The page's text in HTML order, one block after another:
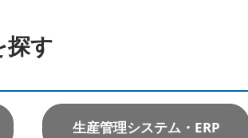
探す
生産管理システム・ERP